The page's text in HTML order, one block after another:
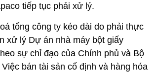
tiếp tục phải xử lý.
tổng công ty kéo dài do phải thực
xử lý Dự án nhà máy bột giấy
sự chỉ đạo của Chính phủ và Bộ
bán tài sản cố định và hàng hóa